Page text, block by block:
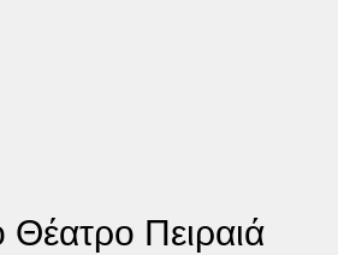
Θέατρο Πειραιά